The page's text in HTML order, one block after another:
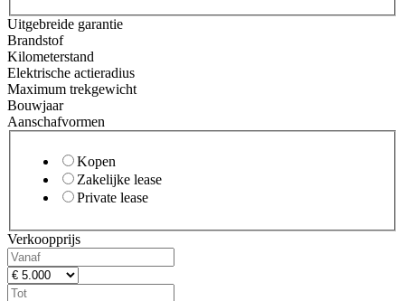
Uitgebreide garantie
Brandstof
Kilometerstand
Elektrische actieradius
Maximum trekgewicht
Bouwjaar
Aanschafvormen
Kopen
Zakelijke lease
Private lease
Verkoopprijs